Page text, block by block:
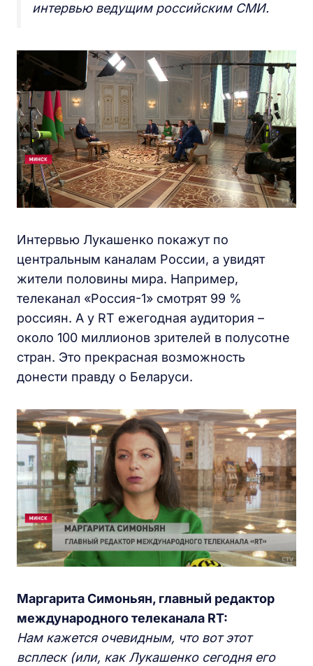
интервью ведущим российским СМИ.
Интервью Лукашенко покажут по
центральным каналам России, а увидят
жители половины мира. Например,
телеканал «Россия-1» смотрят 99 %
россиян. А у RT ежегодная аудитория –
около 100 миллионов зрителей в полусотне
стран. Это прекрасная возможность
донести правду о Беларуси.
Маргарита Симоньян, главный редактор
международного телеканала RT:
Нам кажется очевидным, что вот этот
всплеск (или, как Лукашенко сегодня его